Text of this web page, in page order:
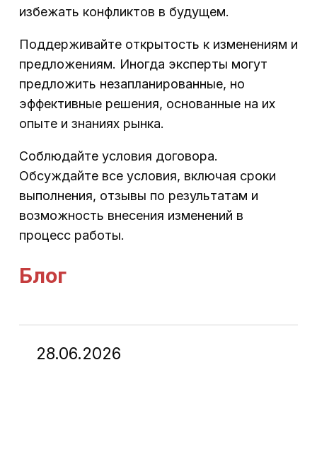
избежать конфликтов в будущем.
Поддерживайте открытость к изменениям и
предложениям. Иногда эксперты могут
предложить незапланированные, но
эффективные решения, основанные на их
опыте и знаниях рынка.
Соблюдайте условия договора.
Обсуждайте все условия, включая сроки
выполнения, отзывы по результатам и
возможность внесения изменений в
процесс работы.
Блог
28.06.2026